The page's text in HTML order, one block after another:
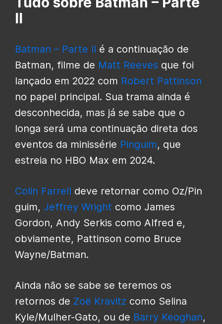
II
Batman – Parte II é a continuação de
Batman, filme de Matt Reeves que foi
lançado em 2022 com Robert Pattinson
no papel principal. Sua trama ainda é
desconhecida, mas já se sabe que o
longa será uma continuação direta dos
eventos da minissérie Pinguim, que
estreia no HBO Max em 2024.
Colin Farrell deve retornar como Oz/Pin
guim, Jeffrey Wright como James
Gordon, Andy Serkis como Alfred e,
obviamente, Pattinson como Bruce
Wayne/Batman.
Ainda não se sabe se teremos os
retornos de Zoë Kravitz como Selina
Kyle/Mulher-Gato, ou de Barry Keoghan,